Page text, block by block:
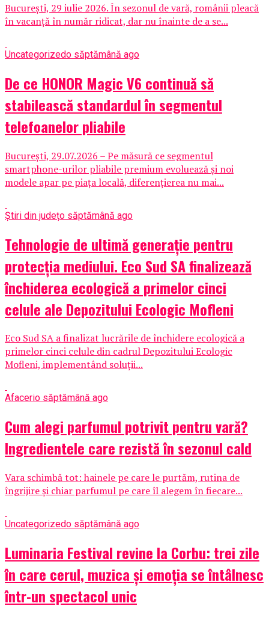
București, 29 iulie 2026. În sezonul de vară, românii pleacă
în vacanță în număr ridicat, dar nu înainte de a se...
Uncategorizedo săptămână ago
De ce HONOR Magic V6 continuă să
stabilească standardul în segmentul
telefoanelor pliabile
București, 29.07.2026 – Pe măsură ce segmentul
smartphone-urilor pliabile premium evoluează și noi
modele apar pe piața locală, diferențierea nu mai...
Știri din județo săptămână ago
Tehnologie de ultimă generație pentru
protecția mediului. Eco Sud SA finalizează
închiderea ecologică a primelor cinci
celule ale Depozitului Ecologic Mofleni
Eco Sud SA a finalizat lucrările de închidere ecologică a
primelor cinci celule din cadrul Depozitului Ecologic
Mofleni, implementând soluții...
Afacerio săptămână ago
Cum alegi parfumul potrivit pentru vară?
Ingredientele care rezistă în sezonul cald
Vara schimbă tot: hainele pe care le purtăm, rutina de
îngrijire și chiar parfumul pe care îl alegem în fiecare...
Uncategorizedo săptămână ago
Luminaria Festival revine la Corbu: trei zile
în care cerul, muzica și emoția se întâlnesc
într-un spectacol unic